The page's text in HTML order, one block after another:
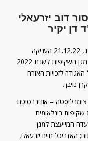
דוב יזרעאלי
לעו"ד דן יקיר
בטקס שהתקיים ביום רביעי, כז בכסלו תשפ"ג, 21.12.22 העניקה
עמותת שקיפות בינלאומית ישראל את פרס מגן השקיפות לשנת 2022
לזכויות האזרח
נויבך.
– אוניברסיטת
בינלאומית
המייעצת למגן
האדריכל חיים יזרעאלי,